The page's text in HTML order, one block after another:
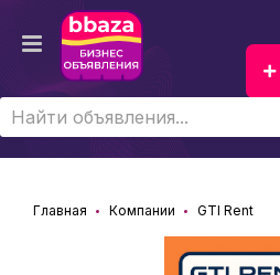
Главная Компании GTI Rent